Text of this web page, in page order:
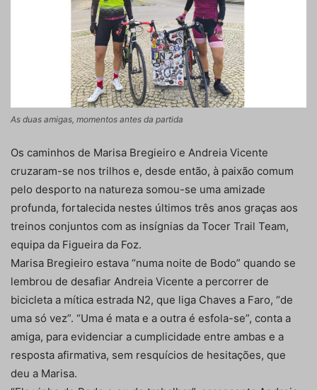
As duas amigas, momentos antes da partida
Os caminhos de Marisa Bregieiro e Andreia Vicente
cruzaram-se nos trilhos e, desde então, à paixão comum
pelo desporto na natureza somou-se uma amizade
profunda, fortalecida nestes últimos três anos graças aos
treinos conjuntos com as insígnias da Tocer Trail Team,
equipa da Figueira da Foz.
Marisa Bregieiro estava “numa noite de Bodo” quando se
lembrou de desafiar Andreia Vicente a percorrer de
bicicleta a mítica estrada N2, que liga Chaves a Faro, “de
uma só vez”. “Uma é mata e a outra é esfola-se”, conta a
amiga, para evidenciar a cumplicidade entre ambas e a
resposta afirmativa, sem resquícios de hesitações, que
deu a Marisa.